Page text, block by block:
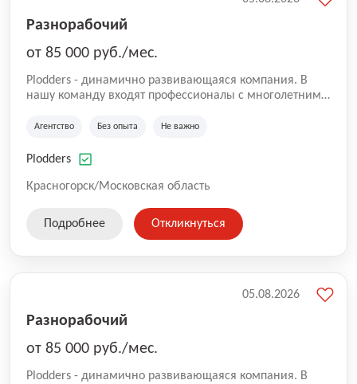
Разнорабочий
от 85 000 руб./мес.
Plodders - динамично развивающаяся компания. В
нашу команду входят профессионалы с многолетним
на рынке аутсорсинга, а накопленный опыт позволяют
оказываемых услуг.
Агентство Без опыта Не важно
Plodders
Красногорск/Московская область
Подробнее Откликнуться
Разнорабочий
от 85 000 руб./мес.
Plodders - динамично развивающаяся компания. В
05.08.2026